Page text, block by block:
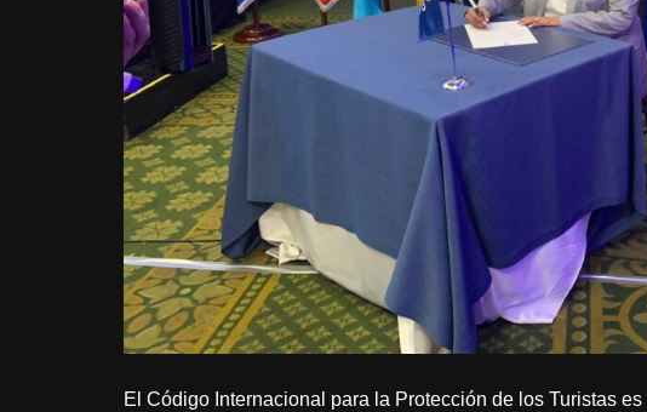
El Código Internacional para la Protección de los Turistas